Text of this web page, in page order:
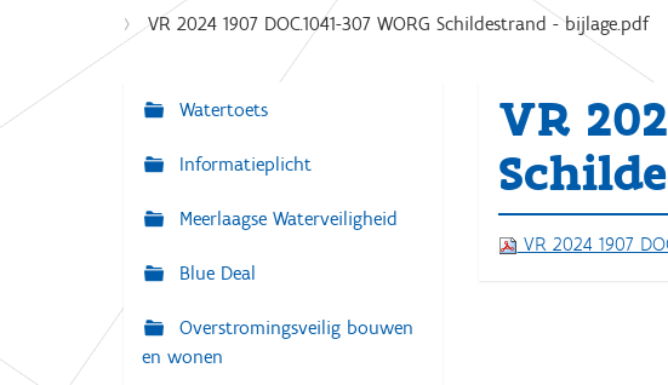
b
e
VR 2024 1907 DOC.1041-307 WORG Schildestrand - bijlage.pdf
VR
VR 2024 1907
N
a
i
g
t
i
Watertoets
Informatieplicht
Meerlaagse Waterveiligheid
Blue Deal
Overstromingsveilig bouwen
en wonen